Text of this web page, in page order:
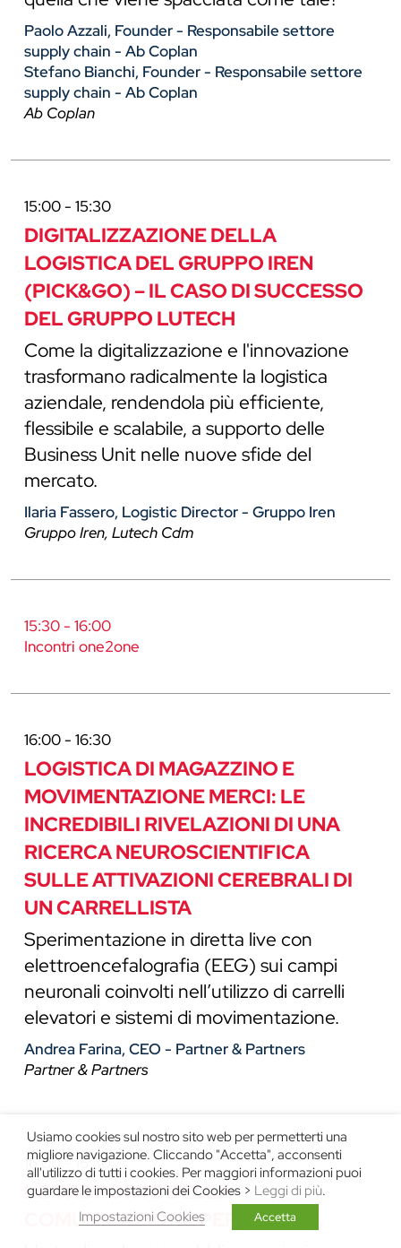
Paolo Azzali, Founder - Responsabile settore
supply chain - Ab Coplan
Stefano Bianchi, Founder - Responsabile settore
supply chain - Ab Coplan
Ab Coplan
15:00 - 15:30
DIGITALIZZAZIONE DELLA
LOGISTICA DEL GRUPPO IREN
(PICK&GO) – IL CASO DI SUCCESSO
DEL GRUPPO LUTECH
Come la digitalizzazione e l'innovazione
trasformano radicalmente la logistica
aziendale, rendendola più efficiente,
flessibile e scalabile, a supporto delle
Business Unit nelle nuove sfide del
mercato.
Ilaria Fassero, Logistic Director - Gruppo Iren
Gruppo Iren, Lutech Cdm
15:30 - 16:00
Incontri one2one
16:00 - 16:30
LOGISTICA DI MAGAZZINO E
MOVIMENTAZIONE MERCI: LE
INCREDIBILI RIVELAZIONI DI UNA
RICERCA NEUROSCIENTIFICA
SULLE ATTIVAZIONI CEREBRALI DI
UN CARRELLISTA
Sperimentazione in diretta live con
elettroencefalografia (EEG) sui campi
neuronali coinvolti nell’utilizzo di carrelli
elevatori e sistemi di movimentazione.
Andrea Farina, CEO - Partner & Partners
Partner & Partners
16:00 - 16:30
LE TRE PORTE DELLA
COMUNICAZIONE PERSUASIVA
Usiamo cookies sul nostro sito web per permetterti una
migliore navigazione. Cliccando "Accetta", acconsenti
all'utilizzo di tutti i cookies. Per maggiori informazioni puoi
guardare le impostazioni dei Cookies > Leggi di più.
Impostazioni Cookies
Accetta